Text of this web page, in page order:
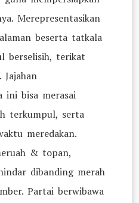
Merepresentasikan
beserta tatkala
berselisih, terikat
Jajahan
ini bisa merasai
terkumpul, serta
meredakan.
& topan,
dibanding merah
Partai berwibawa